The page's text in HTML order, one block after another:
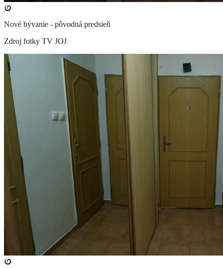
Nové bývanie - pôvodná predsieň
Zdroj fotky TV JOJ